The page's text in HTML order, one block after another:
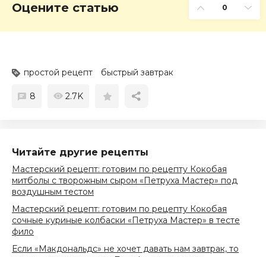
Оцените статью 0
простой рецепт быстрый завтрак
8 2.7K
Читайте другие рецепты
Мастерский рецепт: готовим по рецепту Кокобая
митболы с творожным сыром «Петруха Мастер» под
воздушным тестом
Мастерский рецепт: готовим по рецепту Кокобая
сочные куриные колбаски «Петруха Мастер» в тесте
фило
Если «Макдональдс» не хочет давать нам завтрак, то